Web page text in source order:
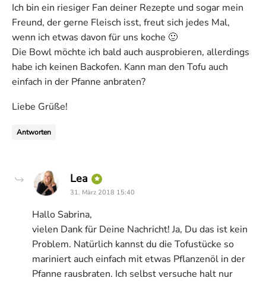
Ich bin ein riesiger Fan deiner Rezepte und sogar mein
Freund, der gerne Fleisch isst, freut sich jedes Mal,
wenn ich etwas davon für uns koche 🙂
Die Bowl möchte ich bald auch ausprobieren, allerdings
habe ich keinen Backofen. Kann man den Tofu auch
einfach in der Pfanne anbraten?
Liebe Grüße!
Antworten
Lea says:
31. März 2018 15:40
Hallo Sabrina,
vielen Dank für Deine Nachricht! Ja, Du das ist kein
Problem. Natürlich kannst du die Tofustücke so
mariniert auch einfach mit etwas Pflanzenöl in der
Pfanne rausbraten. Ich selbst versuche halt nur